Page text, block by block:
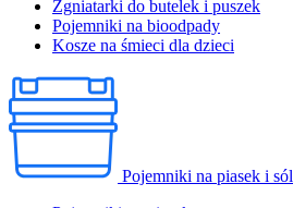
Zgniatarki do butelek i puszek
Pojemniki na bioodpady
Kosze na śmieci dla dzieci
Pojemniki na piasek i sól